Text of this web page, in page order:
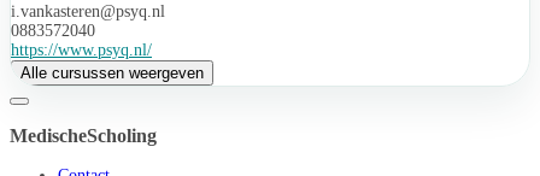
i.vankasteren@psyq.nl
0883572040
https://www.psyq.nl/
Alle cursussen weergeven
MedischeScholing